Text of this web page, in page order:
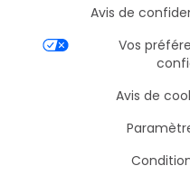
Avis de
Vos
Avis de